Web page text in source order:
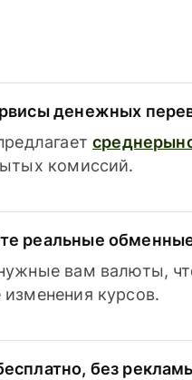
денежных
комиссий.
реальные
вам валюты,
изменения курсов.
без